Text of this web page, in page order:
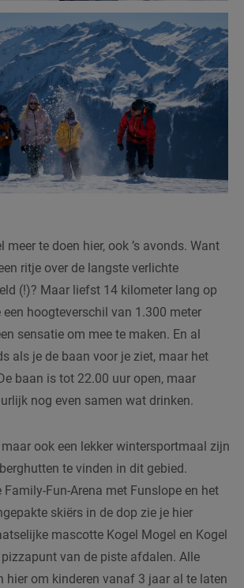
meer te doen hier, ook ’s avonds. Want
ritje over de langste verlichte
(!)? Maar liefst 14 kilometer lang op
een hoogteverschil van 1.300 meter
sensatie om mee te maken. En al
als je de baan voor je ziet, maar het
baan is tot 22.00 uur open, maar
nog even samen wat drinken.
ook een lekker wintersportmaal zijn
te vinden in dit gebied.
Family-Fun-Arena met Funslope en het
skiërs in de dop zie je hier
mascotte Kogel Mogel en Kogel
van de piste afdalen. Alle
hier om kinderen vanaf 3 jaar al te laten